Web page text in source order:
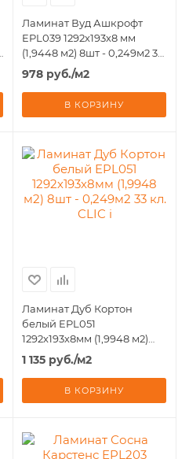
Ламинат Вуд Ашкрофт
EPL039 1292х193х8 мм
(1,9448 м2) 8шт - 0,249м2 32
кл. CLIC it
978 руб./м2
В КОРЗИНУ
Ламинат Дуб Кортон
белый EPL051
1292х193х8мм (1,9948 м2)
8шт - 0,249м2 33 кл. CLIC i
1 135 руб./м2
В КОРЗИНУ